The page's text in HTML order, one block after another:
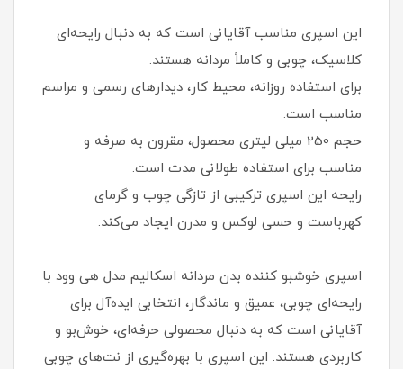
این اسپری مناسب آقایانی است که به دنبال رایحه‌ای
کلاسیک، چوبی و کاملاً مردانه هستند.
برای استفاده روزانه، محیط کار، دیدارهای رسمی و مراسم
مناسب است.
حجم 250 میلی‌ لیتری محصول، مقرون‌ به‌ صرفه و
مناسب برای استفاده طولانی‌ مدت است.
رایحه این اسپری ترکیبی از تازگی چوب و گرمای
کهرباست و حسی لوکس و مدرن ایجاد می‌کند.
اسپری خوشبو کننده بدن مردانه اسکالیم مدل هی وود با
رایحه‌ای چوبی، عمیق و ماندگار، انتخابی ایده‌آل برای
آقایانی است که به دنبال محصولی حرفه‌ای، خوش‌بو و
کاربردی هستند. این اسپری با بهره‌گیری از نت‌های چوبی